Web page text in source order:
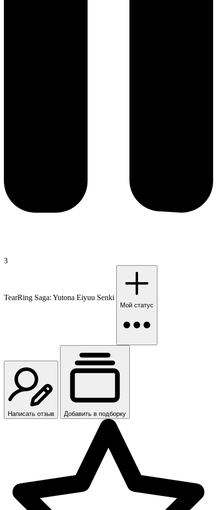
3
TearRing Saga: Yutona Eiyuu Senki
Мой статус
Написать отзыв Добавить в подборку